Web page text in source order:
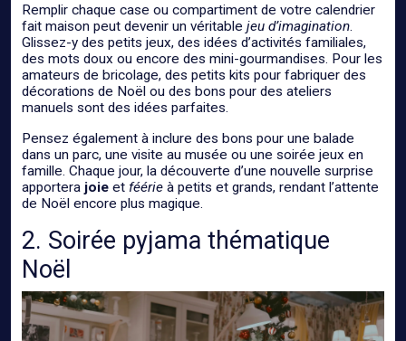
Remplir chaque case ou compartiment de votre calendrier
fait maison peut devenir un véritable jeu d’imagination.
Glissez-y des petits jeux, des idées d’activités familiales,
des mots doux ou encore des mini-gourmandises. Pour les
amateurs de bricolage, des petits kits pour fabriquer des
décorations de Noël ou des bons pour des ateliers
manuels sont des idées parfaites.
Pensez également à inclure des bons pour une balade
dans un parc, une visite au musée ou une soirée jeux en
famille. Chaque jour, la découverte d’une nouvelle surprise
apportera joie et féérie à petits et grands, rendant l’attente
de Noël encore plus magique.
2. Soirée pyjama thématique
Noël